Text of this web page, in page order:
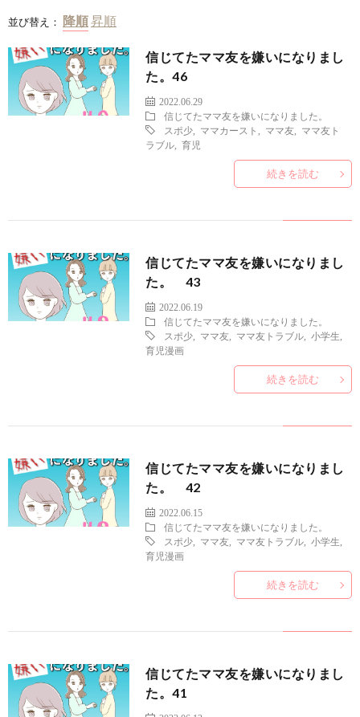
並び替え：
信じてたママ友を嫌いになりまし
た。46
2022.06.29
信じてたママ友を嫌いになりました。
スポ少
ママカースト ママ友
ママ友ト
ラブル ,育児
続きを読む
信じてたママ友を嫌いになりまし
た。 43
2022.06.19
信じてたママ友を嫌いになりました。
スポ少
ママ友 ママ友トラブル ,小学生
育児漫画
続きを読む
信じてたママ友を嫌いになりまし
た。 42
2022.06.15
信じてたママ友を嫌いになりました。
スポ少
ママ友 ママ友トラブル ,小学生
育児漫画
続きを読む
信じてたママ友を嫌いになりまし
た。41